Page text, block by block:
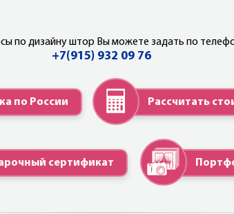
по дизайну штор Вы можете задать по
+7(915) 932 09 76
по России Рассчитать
сертификат